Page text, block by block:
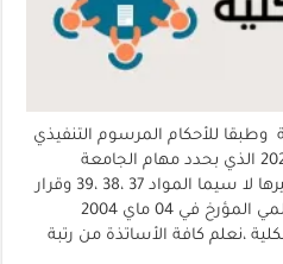
للأحكام المرسوم التنفيذي
رقم 03-279المؤرخ في 23 أوت 2023 الذي بحدد مهام الجامعة
والقواعد الخاصة بتنظيمها وسيرها لا سيما المواد 37 ،38 ،39 وقرار
وزارة التعليم العالي والبحث العلمي المؤرخ في 04 ماي 2004
،نعلم كافة الأساتذة من رتبة